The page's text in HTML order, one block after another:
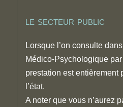
le secteur public
Lorsque l’on consulte
Médico-Psychologique
prestation est entièrement
l’état.
A noter que vous n’aurez